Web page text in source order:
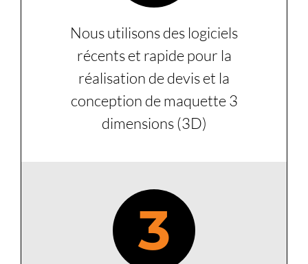
Nous utilisons des logiciels
récents et rapide pour la
réalisation de devis et la
conception de maquette 3
dimensions (3D)
3